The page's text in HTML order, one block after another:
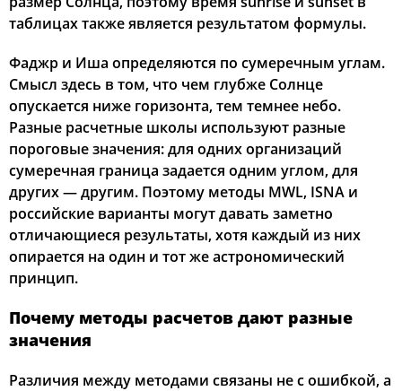
таблицах также является результатом формулы.
Фаджр и Иша определяются по сумеречным углам.
Смысл здесь в том, что чем глубже Солнце
опускается ниже горизонта, тем темнее небо.
Разные расчетные школы используют разные
пороговые значения: для одних организаций
сумеречная граница задается одним углом, для
других — другим. Поэтому методы MWL, ISNA и
российские варианты могут давать заметно
отличающиеся результаты, хотя каждый из них
опирается на один и тот же астрономический
принцип.
Почему методы расчетов дают разные
значения
Различия между методами связаны не с ошибкой, а